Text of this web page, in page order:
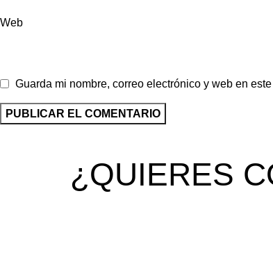
Web
Guarda mi nombre, correo electrónico y web en
¿QUIERES